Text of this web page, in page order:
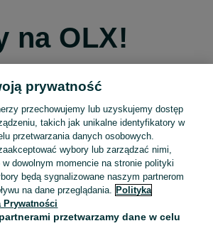
na OLX!
przez Facebooka
przez konto Apple
przez konto Google
LUB
prywatność
przechowujemy lub uzyskujemy dostęp
takich jak unikalne identyfikatory w
przetwarzania danych osobowych.
wybory lub zarządzać nimi,
dowolnym momencie na stronie polityki
będą sygnalizowane naszym partnerom
na dane przeglądania.
Polityka
Prywatności
przetwarzamy dane w celu